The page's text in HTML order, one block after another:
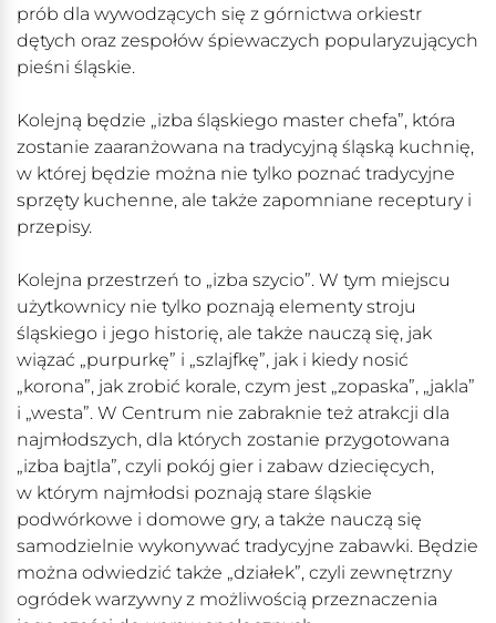
prób dla wywodzących się z górnictwa orkiestr
dętych oraz zespołów śpiewaczych popularyzujących
pieśni śląskie.
Kolejną będzie „izba śląskiego master chefa”, która
zostanie zaaranżowana na tradycyjną śląską kuchnię,
w której będzie można nie tylko poznać tradycyjne
sprzęty kuchenne, ale także zapomniane receptury i
przepisy.
Kolejna przestrzeń to „izba szycio”. W tym miejscu
użytkownicy nie tylko poznają elementy stroju
śląskiego i jego historię, ale także nauczą się, jak
wiązać „purpurkę” i „szlajfkę”, jak i kiedy nosić
„korona”, jak zrobić korale, czym jest „zopaska”, „jakla”
i „westa”. W Centrum nie zabraknie też atrakcji dla
najmłodszych, dla których zostanie przygotowana
„izba bajtla”, czyli pokój gier i zabaw dziecięcych,
w którym najmłodsi poznają stare śląskie
podwórkowe i domowe gry, a także nauczą się
samodzielnie wykonywać tradycyjne zabawki. Będzie
można odwiedzić także „działek”, czyli zewnętrzny
ogródek warzywny z możliwością przeznaczenia